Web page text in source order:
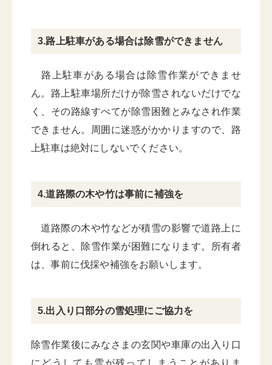
3.路上駐車がある場合は除雪ができません
路上駐車がある場合は除雪作業ができませ
ん。路上駐車場所だけが除雪されないだけでな
く、その路線すべてが除雪困難とみなされ作業
できません。周囲に迷惑がかかりますので、路
上駐車は絶対にしないでください。
4.道路際の木や竹は事前に補強を
道路際の木や竹などが積雪の影響で道路上に
倒れると、除雪作業が困難になります。所有者
は、事前に伐採や補強をお願いします。
5.出入り口部分の雪処理にご協力を
除雪作業後にみなさまの玄関や車庫の出入り口
にどうしても雪が残ってしまうことがありま